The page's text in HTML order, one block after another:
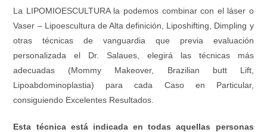
La LIPOMIOESCULTURA la podemos combinar con el láser o
Vaser – Lipoescultura de Alta definición, Liposhifting, Dimpling y
otras técnicas de vanguardia que previa evaluación
personalizada el Dr. Salaues, elegirá las técnicas más
adecuadas (Mommy Makeover, Brazilian butt Lift,
Lipoabdominoplastia) para cada Caso en Particular,
consiguiendo Excelentes Resultados.
Esta técnica está indicada en todas aquellas personas